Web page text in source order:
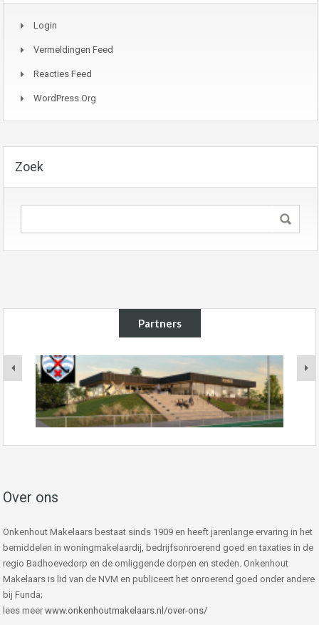
Login
Vermeldingen Feed
Reacties Feed
WordPress.org
Zoek
Partners
Over ons
Onkenhout Makelaars bestaat sinds 1909 en heeft jarenlange ervaring in het
bemiddelen in woningmakelaardij, bedrijfsonroerend goed en taxaties in de
regio Badhoevedorp en de omliggende dorpen en steden. Onkenhout
Makelaars is lid van de NVM en publiceert het onroerend goed onder andere
bij Funda;
lees meer www.onkenhoutmakelaars.nl/over-ons/